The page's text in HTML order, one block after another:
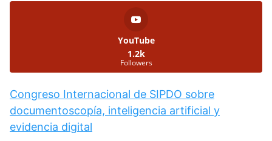
YouTube
1.2k
Followers
Congreso Internacional de SIPDO sobre
documentoscopía, inteligencia artificial y
evidencia digital